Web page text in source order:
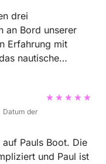
drei
an Bord unserer
Erfahrung mit
nautische
an Bord
Datum der
Pauls Boot. Die
und Paul ist